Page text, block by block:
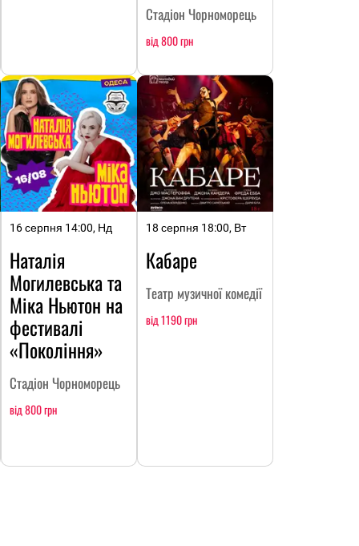
Стадіон Чорноморець
від 800 грн
16 серпня 14:00, Нд
Наталія
Могилевська та
Міка Ньютон на
фестивалі
«Покоління»
Стадіон Чорноморець
від 800 грн
18 серпня 18:00, Вт
Кабаре
Театр музичної комедії
від 1190 грн